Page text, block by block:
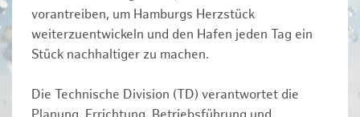
vorantreiben, um Hamburgs Herzstück
weiterzuentwickeln und den Hafen jeden Tag ein
Stück nachhaltiger zu machen.
Die Technische Division (TD) verantwortet die